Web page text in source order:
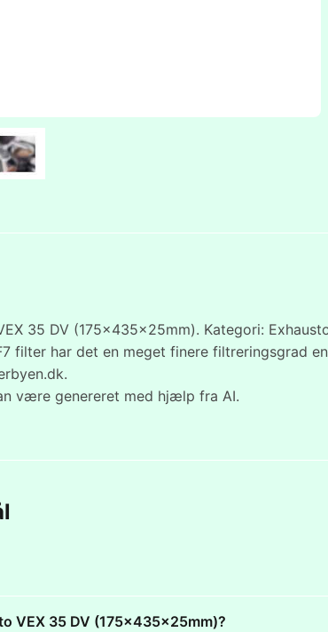
35 DV (175x435x25mm). Kategori:
filter har det en meget finere filtreringsgrad
være genereret med hjælp fra AI.
VEX 35 DV (175x435x25mm)?